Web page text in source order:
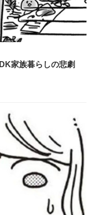
家族暮らしの悲劇